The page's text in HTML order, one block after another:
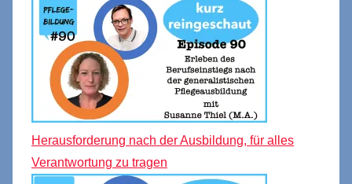
Herausforderung nach der Ausbildung, für alles
Verantwortung zu tragen